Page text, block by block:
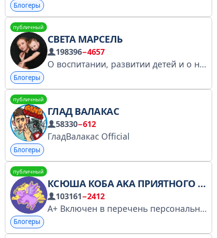
Блогеры
публичный
СВЕТА МАРСЕЛЬ
198396−4657
О воспитании, развитии детей и о нашей жизни Страница зарегистрирована в РКН https://gosuslugi.ru/snet/67b5f2080bcc8f520fb168f6 Ютуб - https://youtube.com/@Sveta_marcel?si=K3xgwZGVczx48njx ВК- https://vk.com/sveta_marsel PR https://t.me/dariya_shu
Блогеры
публичный
ГЛАД ВАЛАКАС
58330−612
ГладВалакас Official
Блогеры
публичный
КСЮША КОБА AKA ПРИЯТНОГО ПОЛЕТА
103161−2412
A+ Включен в перечень персональных страниц: https://www.gosuslugi.ru/snet/675fc1b2d90b86186553a323 Сотрудничество - koba@avtormedia.ru Приватный тг канал - https://t.me/tribute/app?startapp=s5g8 Твич - https://twitch.tv/priyatnogopoleta
Блогеры